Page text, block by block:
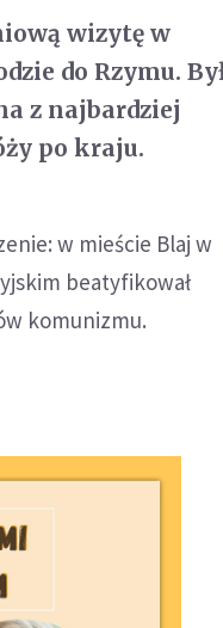
wizytę w
do Rzymu.
z najbardziej
po kraju.
w mieście Blaj w
beatyfikował
komunizmu.